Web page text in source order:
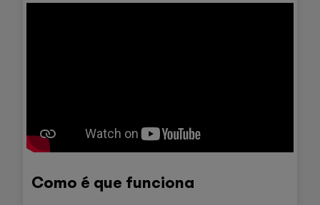
Como é que funciona